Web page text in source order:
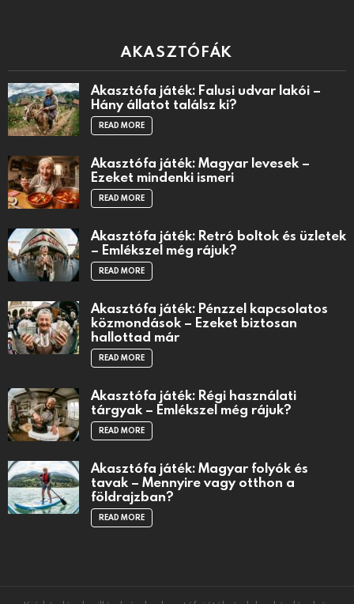
AKASZTÓFÁK
Akasztófa játék: Falusi udvar lakói –
Hány állatot találsz ki?
READ MORE
Akasztófa játék: Magyar levesek –
Ezeket mindenki ismeri
READ MORE
Akasztófa játék: Retró boltok és üzletek
– Emlékszel még rájuk?
READ MORE
Akasztófa játék: Pénzzel kapcsolatos
közmondások – Ezeket biztosan
hallottad már
READ MORE
Akasztófa játék: Régi használati
tárgyak – Emlékszel még rájuk?
READ MORE
Akasztófa játék: Magyar folyók és
tavak – Mennyire vagy otthon a
földrajzban?
READ MORE